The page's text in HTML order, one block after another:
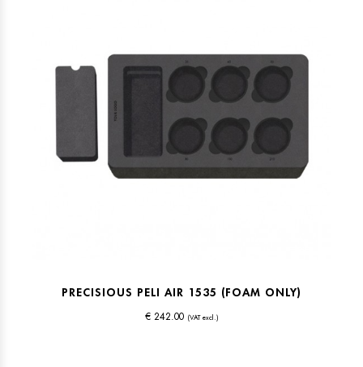
PRECISIOUS PELI AIR 1535 (FOAM ONLY)
€ 242.00 (VAT excl.)